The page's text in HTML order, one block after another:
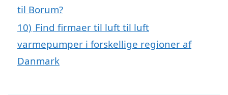
til Borum?
10) Find firmaer til luft til luft
varmepumper i forskellige regioner af
Danmark